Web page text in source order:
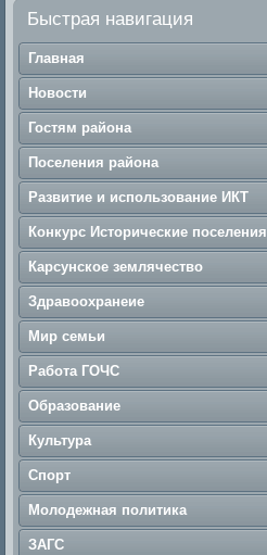
Быстрая навигация
Главная
Новости
Гостям района
Поселения района
Развитие и использование ИКТ
Конкурс Исторические поселения
Карсунское землячество
Здравоохранеие
Мир семьи
Работа ГОЧС
Образование
Культура
Спорт
Молодежная политика
ЗАГС